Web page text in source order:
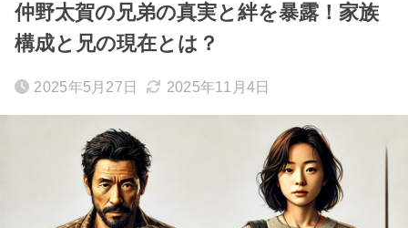
仲野太賀の兄弟の真実と絆を暴露！家族
構成と兄の現在とは？
2025年5月27日 2025年11月4日